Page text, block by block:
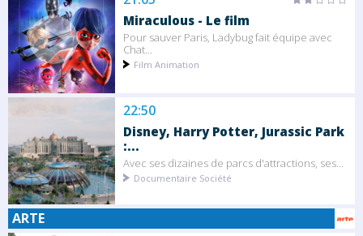
Miraculous - Le film
Pour sauver Paris, Ladybug fait équipe avec
Chat...
Film Animation
22:50
Disney, Harry Potter, Jurassic Park
:...
Avec ses dizaines de parcs d'attractions, ses...
Documentaire Société
ARTE